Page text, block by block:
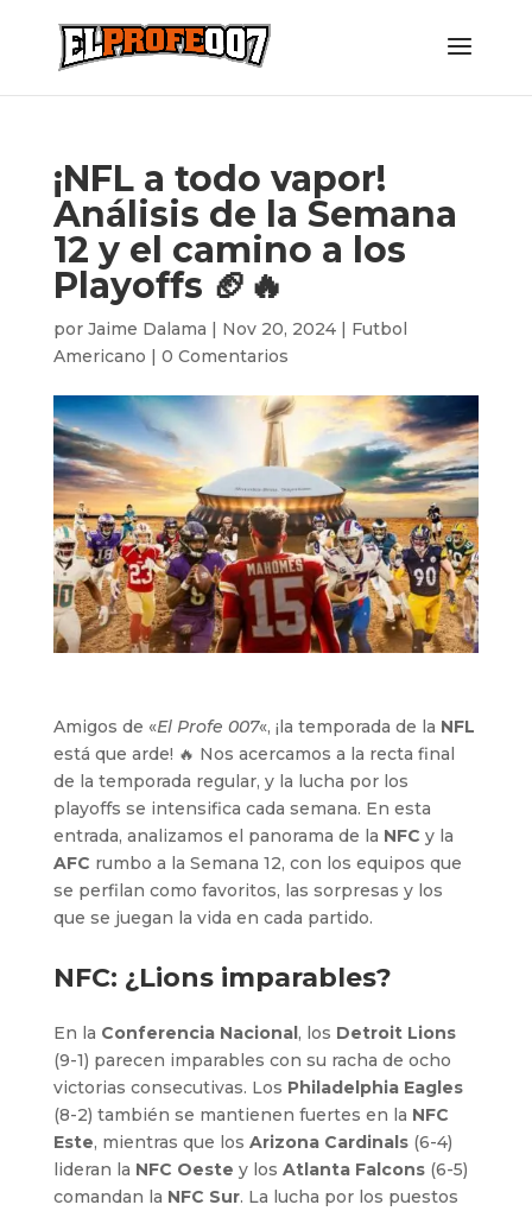
¡NFL a todo vapor!
Análisis de la Semana
12 y el camino a los
Playoffs 🏈🔥
por Jaime Dalama | Nov 20, 2024| Futbol
Americano | 0 Comentarios
Amigos de «El Profe 007«, ¡la temporada de la NFL
está que arde! 🔥 Nos acercamos a la recta final
de la temporada regular, y la lucha por los
playoffs se intensifica cada semana. En esta
entrada, analizamos el panorama de la NFC y la
AFC rumbo a la Semana 12, con los equipos que
se perfilan como favoritos, las sorpresas y los
que se juegan la vida en cada partido.
NFC: ¿Lions imparables?
En la Conferencia Nacional, los Detroit Lions
(9-1) parecen imparables con su racha de ocho
victorias consecutivas. Los Philadelphia Eagles
(8-2) también se mantienen fuertes en la NFC
Este, mientras que los Arizona Cardinals (6-4)
lideran la NFC Oeste y los Atlanta Falcons (6-5)
comandan la NFC Sur. La lucha por los puestos